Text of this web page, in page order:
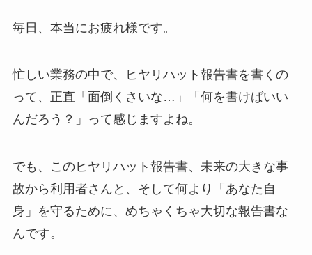
毎日、本当にお疲れ様です。
忙しい業務の中で、ヒヤリハット報告書を書くの
って、正直「面倒くさいな…」「何を書けばいい
んだろう？」って感じますよね。
でも、このヒヤリハット報告書、未来の大きな事
故から利用者さんと、そして何より「あなた自
身」を守るために、めちゃくちゃ大切な報告書な
んです。